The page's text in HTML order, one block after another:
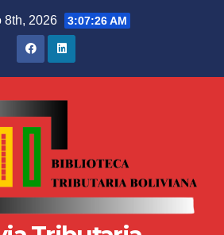
8th, 2026 3:07:26 AM